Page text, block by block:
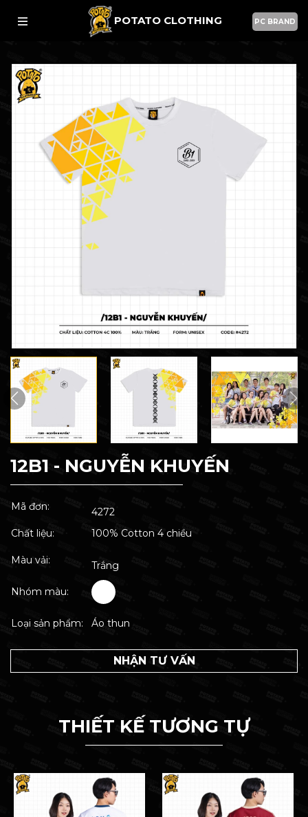
POTATO CLOTHING PC BRAND
12B1 - NGUYỄN KHUYẾN
Mã đơn:
4272
Chất liệu:
100% Cotton 4 chiều
Màu vải: Trắng
Nhóm màu:
Loại sản phẩm: Áo thun
NHẬN TƯ VẤN
THIẾT KẾ TƯƠNG TỰ